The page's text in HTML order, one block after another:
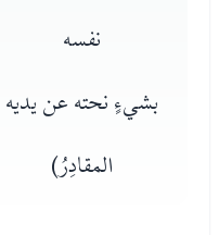
نفسه
بشيءٍ نحته عن يديه
المقادِرُ)